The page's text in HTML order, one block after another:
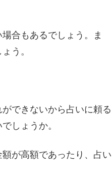
合もあるでしょう。ま
う。
できないから占いに頼る
しょうか。
が高額であったり、占い